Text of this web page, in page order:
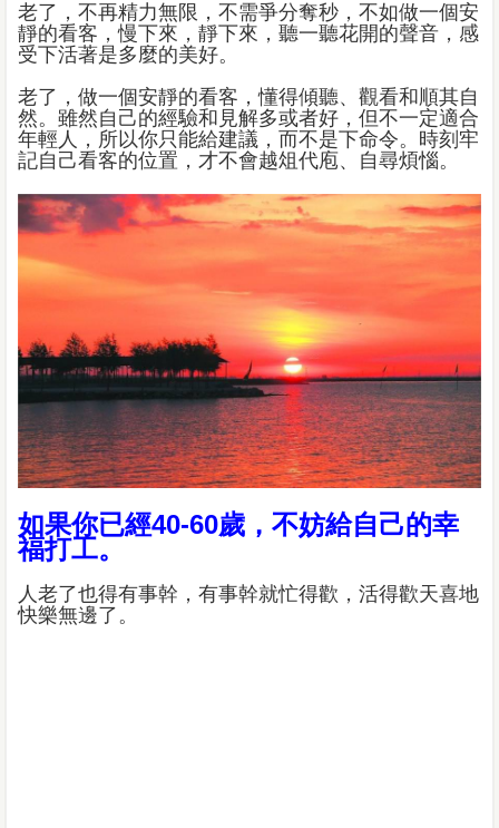
老了，不再精力無限，不需爭分奪秒，不如做一個安
靜的看客，慢下來，靜下來，聽一聽花開的聲音，感
受下活著是多麼的美好。
老了，做一個安靜的看客，懂得傾聽、觀看和順其自
然。雖然自己的經驗和見解多或者好，但不一定適合
年輕人，所以你只能給建議，而不是下命令。時刻牢
記自己看客的位置，才不會越俎代庖、自尋煩惱。
如果你已經40-60歲，不妨給自己的幸
福打工。
人老了也得有事幹，有事幹就忙得歡，活得歡天喜地
快樂無邊了。